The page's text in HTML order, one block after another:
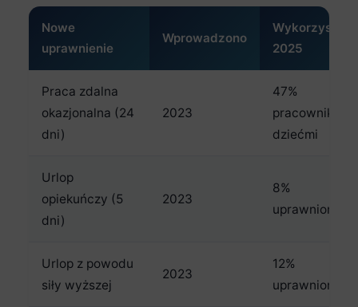
Nowe
uprawnienie
Wprowadzono
2025
Praca zdalna
okazjonalna (24
dni)
2023
47%
pracowników
dziećmi
Urlop
opiekuńczy (5
dni)
2023
8%
uprawnionych
Urlop z powodu
siły wyższej
2023
12%
uprawnionych